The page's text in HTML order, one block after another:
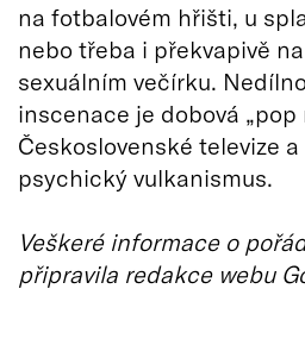
na fotbalovém hřišti, u
nebo třeba i překvapivě
sexuálním večírku.
inscenace je dobová „pop
Československé televize
psychický vulkanismus.
Veškeré informace o
připravila redakce webu